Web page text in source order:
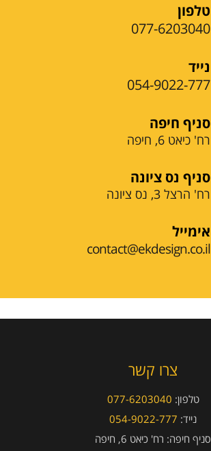
טלפון
077-6203040
נייד
054-9022-777
סניף חיפה
רח' כיאט 6, חיפה
סניף נס ציונה
רח' הרצל 3, נס ציונה
אימייל
contact@ekdesign.co.il
צרו קשר
טלפון: 077-6203040
נייד: 054-9022-777
סניף חיפה: רח' כיאט 6, חיפה